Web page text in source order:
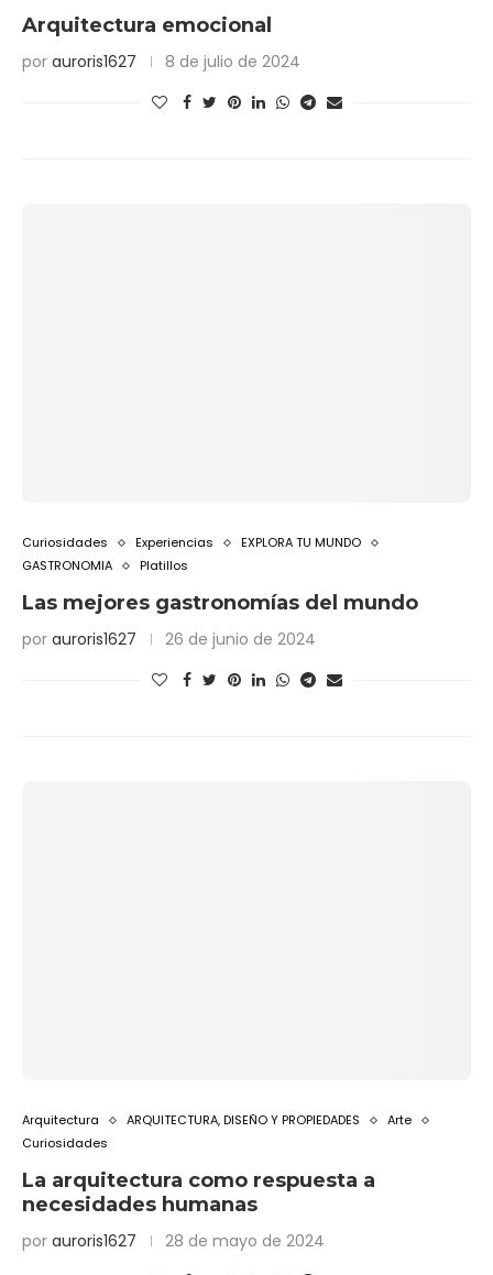
Arquitectura emocional
por auroris1627 8 de julio de 2024
Curiosidades Experiencias
EXPLORA TU MUNDO
GASTRONOMIA
Platillos
Las mejores gastronomías del mundo
por auroris1627 26 de junio de 2024
Arquitectura ARQUITECTURA, DISEÑO Y PROPIEDADES
Arte
Curiosidades
La arquitectura como respuesta a
necesidades humanas
por auroris1627 28 de mayo de 2024